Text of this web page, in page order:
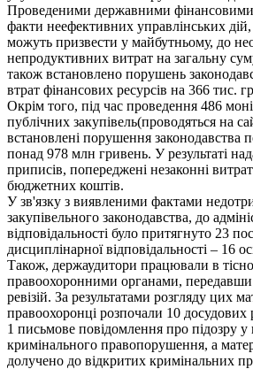
Проведеними державними
факти неефективних управлінських
можуть призвести у майбутньому, до
непродуктивних витрат на загальну
також встановлено порушень
втрат фінансових ресурсів на 366 тис.
Окрім того, під час проведення 486
публічних закупівель(проводяться на
встановлені порушення законодавства
понад 978 млн гривень. У результаті
приписів, попереджені незаконні
бюджетних коштів.
У зв'язку з виявленими фактами
закупівельного законодавства, до
відповідальності було притягнуто 23
дисциплінарної відповідальності – 16
Також, держаудитори працювали в
правоохоронними органами, передавши
ревізій. За результатами розгляду цих
правоохоронці розпочали 10 досудових
1 письмове повідомлення про підозру у
кримінального правопорушення, а
долучено до відкритих кримінальних